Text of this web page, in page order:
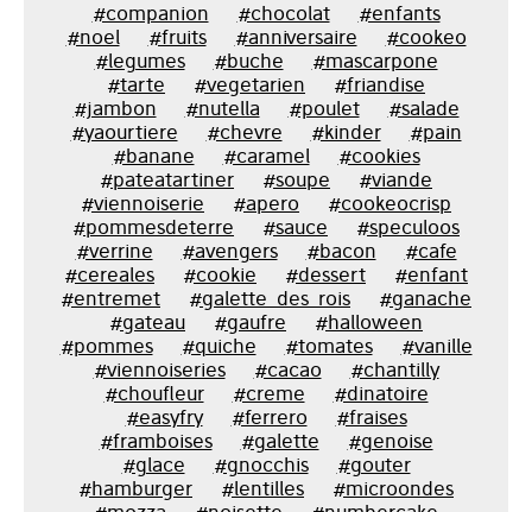
#companion #chocolat
#enfants
#noel
#fruits #anniversaire
#cookeo
#legumes
#buche
#mascarpone
#tarte
#vegetarien
#friandise
#jambon
#nutella #poulet
#salade
#yaourtiere
#chevre #kinder
#pain
#banane
#caramel
#cookies
#pateatartiner
#soupe
#viande
#viennoiserie
#apero
#cookeocrisp
#pommesdeterre
#sauce
#speculoos
#verrine
#avengers #bacon
#cafe
#cereales
#cookie #dessert
#enfant
#entremet
#galette_des_rois
#ganache
#gateau
#gaufre
#halloween
#pommes
#quiche #tomates
#vanille
#viennoiseries
#cacao
#chantilly
#choufleur
#creme
#dinatoire
#easyfry
#ferrero
#fraises
#framboises
#galette
#genoise
#glace
#gnocchis
#gouter
#hamburger
#lentilles
#microondes